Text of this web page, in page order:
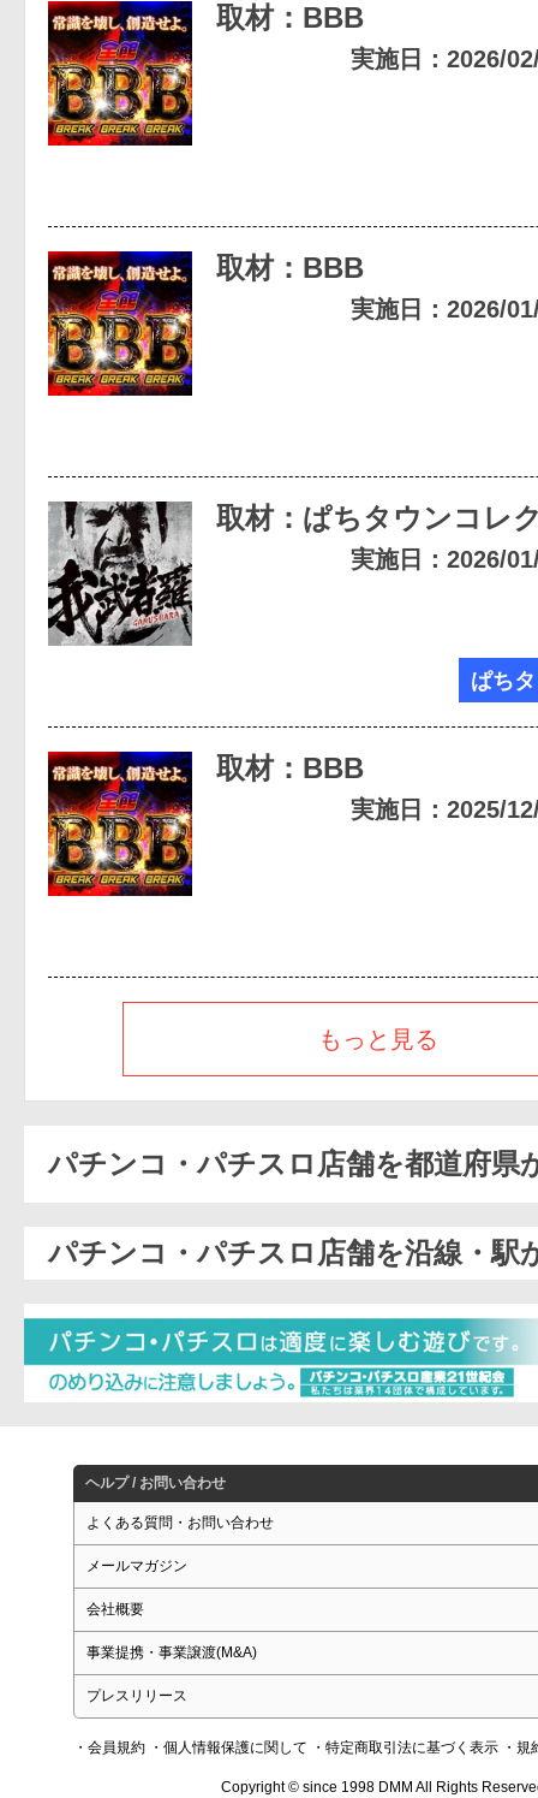
取材：BBB
実施日：2026/
取材：BBB
実施日：2026/
取材：ぱちタウンコレ
実施日：2026/
ぱち
取材：BBB
実施日：2025/
もっと見る
パチンコ・パチスロ店舗を都道府県
パチンコ・パチスロ店舗を沿線・駅
ヘルプ / お問い合わせ
よくある質問・お問い合わせ
メールマガジン
会社概要
事業提携・事業譲渡(M&A)
プレスリリース
・会員規約 ・個人情報保護に関して ・特定商取引法に基づく表示 ・規
Copyright © since 1998 DMM All Rights